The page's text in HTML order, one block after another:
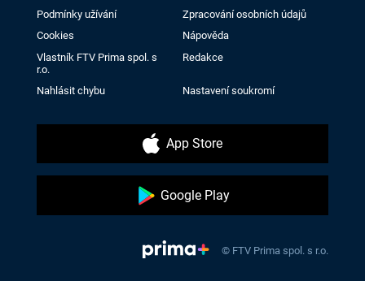
Podmínky užívání
Zpracování osobních údajů
Cookies
Nápověda
Vlastník FTV Prima spol. s
r.o.
Redakce
Nahlásit chybu Nastavení soukromí
App Store
Google Play
© FTV Prima spol. s r.o.